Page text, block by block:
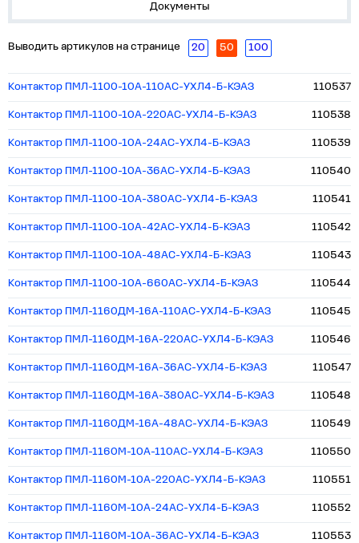
Документы
Выводить артикулов на странице 20 50 100
Контактор ПМЛ-1100-10А-110AC-УХЛ4-Б-КЭАЗ 110537
Контактор ПМЛ-1100-10А-220AC-УХЛ4-Б-КЭАЗ 110538
Контактор ПМЛ-1100-10А-24AC-УХЛ4-Б-КЭАЗ 110539
Контактор ПМЛ-1100-10А-36AC-УХЛ4-Б-КЭАЗ 110540
Контактор ПМЛ-1100-10А-380AC-УХЛ4-Б-КЭАЗ 110541
Контактор ПМЛ-1100-10А-42AC-УХЛ4-Б-КЭАЗ 110542
Контактор ПМЛ-1100-10А-48AC-УХЛ4-Б-КЭАЗ 110543
Контактор ПМЛ-1100-10А-660AC-УХЛ4-Б-КЭАЗ 110544
Контактор ПМЛ-1160ДМ-16А-110AC-УХЛ4-Б-КЭАЗ 110545
Контактор ПМЛ-1160ДМ-16А-220AC-УХЛ4-Б-КЭАЗ 110546
Контактор ПМЛ-1160ДМ-16А-36AC-УХЛ4-Б-КЭАЗ 110547
Контактор ПМЛ-1160ДМ-16А-380AC-УХЛ4-Б-КЭАЗ 110548
Контактор ПМЛ-1160ДМ-16А-48AC-УХЛ4-Б-КЭАЗ 110549
Контактор ПМЛ-1160М-10А-110AC-УХЛ4-Б-КЭАЗ 110550
Контактор ПМЛ-1160М-10А-220AC-УХЛ4-Б-КЭАЗ 110551
Контактор ПМЛ-1160М-10А-24AC-УХЛ4-Б-КЭАЗ 110552
Контактор ПМЛ-1160М-10А-36AC-УХЛ4-Б-КЭАЗ 110553